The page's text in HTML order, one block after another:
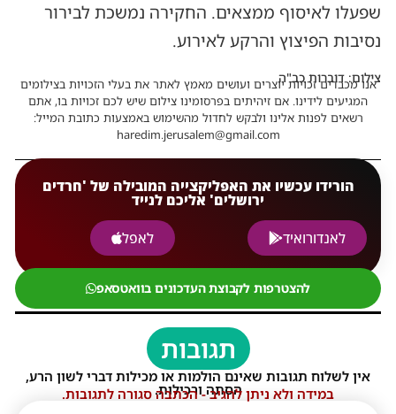
שפעלו לאיסוף ממצאים. החקירה נמשכת לבירור
נסיבות הפיצוץ והרקע לאירוע.
צילום: דוברות כב"ה
אנו מכבדים זכויות יוצרים ועושים מאמץ לאתר את בעלי הזכויות בצילומים
המגיעים לידינו. אם זיהיתים בפרסומינו צילום שיש לכם זכויות בו, אתם
רשאים לפנות אלינו ולבקש לחדול מהשימוש באמצעות כתובת המייל:
haredim.jerusalem@gmail.com
הורידו עכשיו את האפליקצייה המובילה של 'חרדים
ירושלים' אליכם לנייד
לאנדורואיד
לאפל
להצטרפות לקבוצת העדכונים בוואטסאפ
תגובות
אין לשלוח תגובות שאינם הולמות או מכילות דברי לשון הרע,
הסתה ורכילות.
במידה ולא ניתן להגיב - הכתבה סגורה לתגובות.